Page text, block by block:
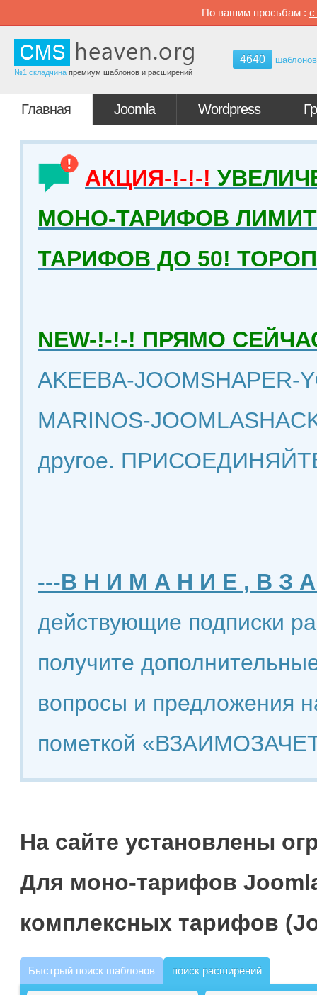
По вашим просьбам : с
№1 складчина премиум шаблонов и расширений
4640 шаблонов
Главная Joomla Wordpress
АКЦИЯ-!-!-!
МОНО-ТАРИФОВ
ТАРИФОВ ДО 50!
NEW-!-!-! ПРЯМО
AKEEBA-JOOMSHAPER-
MARINOS-
другое.
---В Н И М А Н И Е , В З
действующие подписки
получите
вопросы и предложения
пометкой
На сайте установлены
Для моно-тарифов
комплексных тарифов
Быстрый поиск шаблонов поиск расширений